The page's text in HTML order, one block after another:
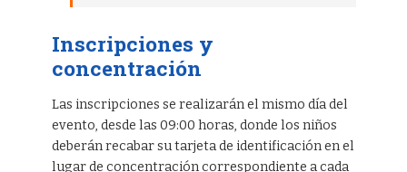
Inscripciones y
concentración
Las inscripciones se realizarán el mismo día del
evento, desde las 09:00 horas, donde los niños
deberán recabar su tarjeta de identificación en el
lugar de concentración correspondiente a cada